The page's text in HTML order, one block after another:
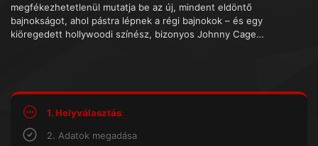
megfékezhetetlenül mutatja be az új, mindent eldöntő
bajnokságot, ahol pástra lépnek a régi bajnokok – és egy
kiöregedett hollywoodi színész, bizonyos Johnny Cage…
1. Helyválasztás
2. Adatok megadása